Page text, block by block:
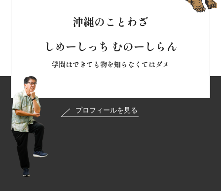
沖縄のことわざ
しめーしっち むのーしらん
学問はできても物を知らなくてはダメ